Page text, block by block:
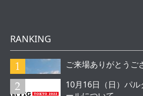
RANKING
ご来場ありがとうご
10月16日（日）パ